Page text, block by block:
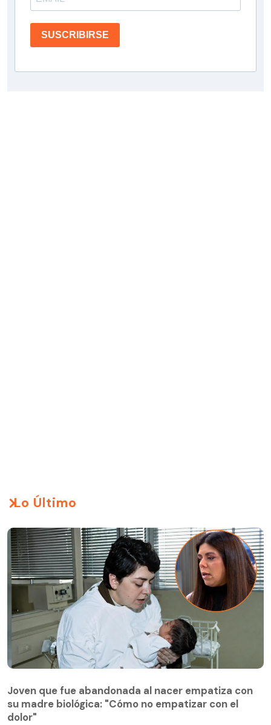
SUSCRIBIRSE
Lo Último
su madre biológica: "Cómo no empatizar con el
dolor"
Joven que fue abandonada al nacer empatiza con
su madre biológica: "Cómo no empatizar con el
dolor"